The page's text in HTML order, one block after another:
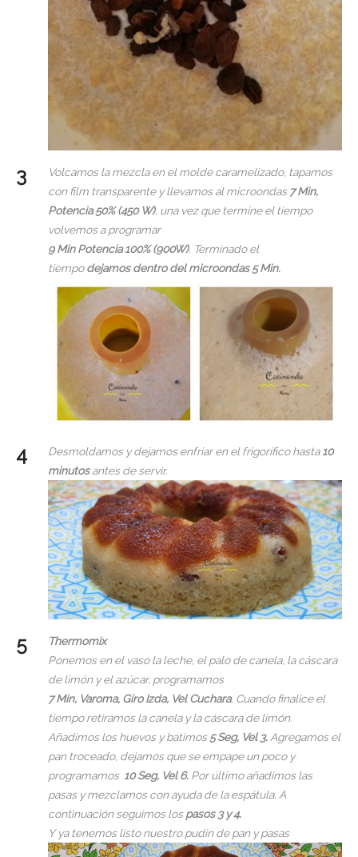
Volcamos la mezcla en el molde caramelizado, tapamos
con film transparente y llevamos al microondas 7 Min,
Potencia 50% (450 W), una vez que termine el tiempo
volvemos a programar
9 Min Potencia 100% (900W). Terminado el
tiempodejamos dentro del microondas 5 Min.
Desmoldamos y dejamos enfriar en el frigorífico hasta10
minutosantes de servir.
Thermomix
Ponemos en el vaso la leche, el palo de canela, la cáscara
de limón y el azúcar, programamos
7 Min, Varoma, Giro Izda, Vel Cuchara. Cuando finalice el
tiempo retiramos la canela y la cáscara de limón.
Añadimos los huevos y batimos5 Seg, Vel 3.Agregamos el
pan troceado, dejamos que se empape un poco y
programamos 10 Seg, Vel 6. Por último añadimos las
pasas y mezclamos con ayuda de la espátula. A
continuación seguimos lospasos 3 y 4.
Y ya tenemos listo nuestro pudin de pan y pasas